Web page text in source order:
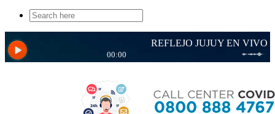
Search
for: